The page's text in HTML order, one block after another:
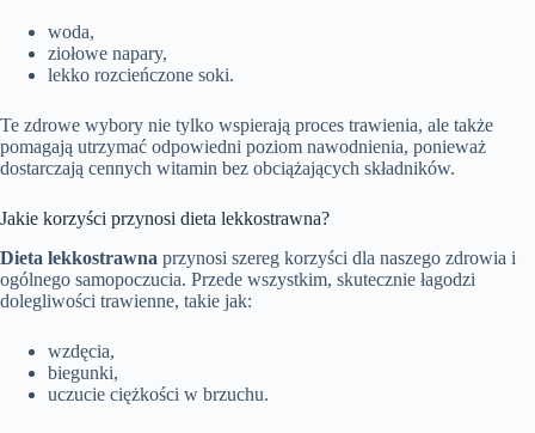
woda,
ziołowe napary,
lekko rozcieńczone soki.
Te zdrowe wybory nie tylko wspierają proces trawienia, ale także
pomagają utrzymać odpowiedni poziom nawodnienia, ponieważ
dostarczają cennych witamin bez obciążających składników.
Jakie korzyści przynosi dieta lekkostrawna?
Dieta lekkostrawna przynosi szereg korzyści dla naszego zdrowia i
ogólnego samopoczucia. Przede wszystkim, skutecznie łagodzi
dolegliwości trawienne, takie jak:
wzdęcia,
biegunki,
uczucie ciężkości w brzuchu.